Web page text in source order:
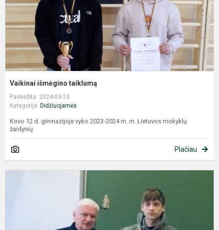
Vaikinai išmėgino taiklumą
Paskelbta: 2024-03-13
Kategorija: Didžiuojamės
Kovo 12 d. gimnazijoje vyko 2023-2024 m. m. Lietuvos mokyklų
žaidynių
Plačiau